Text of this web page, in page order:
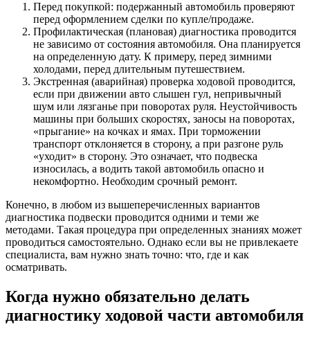
Перед покупкой: подержанный автомобиль проверяют
перед оформлением сделки по купле/продаже.
Профилактическая (плановая) диагностика проводится
не зависимо от состояния автомобиля. Она планируется
на определенную дату. К примеру, перед зимними
холодами, перед длительным путешествием.
Экстренная (аварийная) проверка ходовой проводится,
если при движении авто слышен гул, непривычный
шум или лязганье при поворотах руля. Неустойчивость
машины при больших скоростях, заносы на поворотах,
«прыгание» на кочках и ямах. При торможении
транспорт отклоняется в сторону, а при разгоне руль
«уходит» в сторону. Это означает, что подвеска
износилась, а водить такой автомобиль опасно и
некомфортно. Необходим срочный ремонт.
Конечно, в любом из вышеперечисленных вариантов
диагностика подвески проводится одними и теми же
методами. Такая процедура при определенных знаниях может
проводиться самостоятельно. Однако если вы не привлекаете
специалиста, вам нужно знать точно: что, где и как
осматривать.
Когда нужно обязательно делать
диагностику ходовой части автомобиля